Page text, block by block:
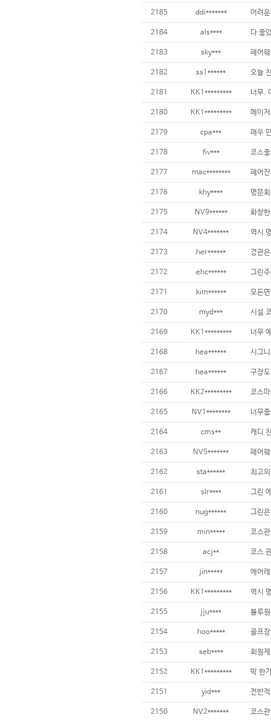
2185 ddi*******
2184 als**** 다 좋
2183 sky***
2182 ss1******
2181 KK1*********
2180 KK1*********
2179 cpa***
2178 fiv***
2177 mac********
2176 khy****
2175 NV9******
2174 NV4*******
2173 her******
2172 ehc******
2171 kim******
2170 myd***
2169 KK1*********
2168 hea******
2167 hea******
2166 KK2*********
2165 NV1******** 너무
2164 cms**
2163 NV5*******
2162 sta****** 최고
2161 slr****
2160 nug******
2159 min*****
2158 acj**
2157 jin*****
2156 KK1*********
2155 jju**** 블루
2154 hoo*****
2153 seb****
2152 KK1*********
2151 yid***
2150 NV2*******